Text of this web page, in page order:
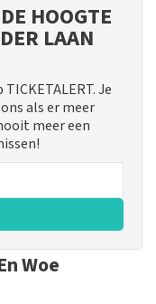
HOOGTE
LAAN
Je
als er meer
meer een
Woe